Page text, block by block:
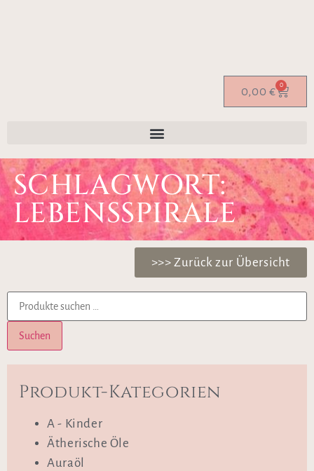
0,00 € 0
SCHLAGWORT:
LEBENSSPIRALE
>>> Zurück zur Übersicht
Suchen
Produkt-Kategorien
A - Kinder
Ätherische Öle
Auraöl